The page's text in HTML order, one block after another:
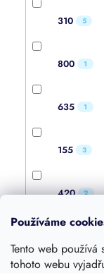
Používáme
Tento web
tohoto webu
310 5
800 1
635 1
155 3
420 2